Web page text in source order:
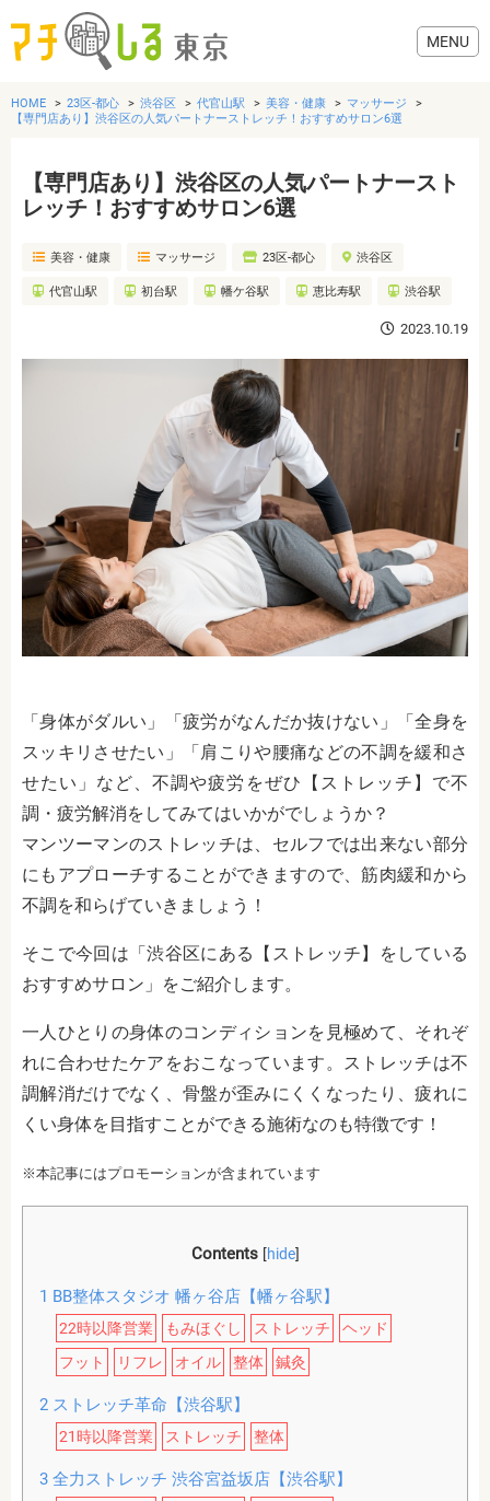
グルメ
美容・健康
HOME 23区-都心 渋谷区 代官山駅 美容・健康
マッサージ
【専門店あり】渋谷区の人気パートナーストレッチ！おすすめサロン6選
【専門店あり】渋谷区の人気パートナースト
レッチ！おすすめサロン6選
美容・健康 マッサージ 23区-都心 渋谷区
代官山駅 初台駅 幡ケ谷駅 恵比寿駅 渋谷駅
2023.10.19
「身体がダルい」「疲労がなんだか抜けない」「全身を
スッキリさせたい」「肩こりや腰痛などの不調を緩和さ
せたい」など、不調や疲労をぜひ【ストレッチ】で不
調・疲労解消をしてみてはいかがでしょうか？
マンツーマンのストレッチは、セルフでは出来ない部分
にもアプローチすることができますので、筋肉緩和から
不調を和らげていきましょう！
そこで今回は「渋谷区にある【ストレッチ】をしている
おすすめサロン」をご紹介します。
一人ひとりの身体のコンディションを見極めて、それぞ
れに合わせたケアをおこなっています。ストレッチは不
調解消だけでなく、骨盤が歪みにくくなったり、疲れに
くい身体を目指すことができる施術なのも特徴です！
※本記事にはプロモーションが含まれています
Contents [hide]
1 BB整体スタジオ 幡ヶ谷店【幡ヶ谷駅】
22時以降営業 もみほぐし ストレッチ
ヘッド
フット
リフレ オイル 整体 鍼灸
2ストレッチ革命【渋谷駅】
21時以降営業 ストレッチ 整体
3全力ストレッチ 渋谷宮益坂店【渋谷駅】